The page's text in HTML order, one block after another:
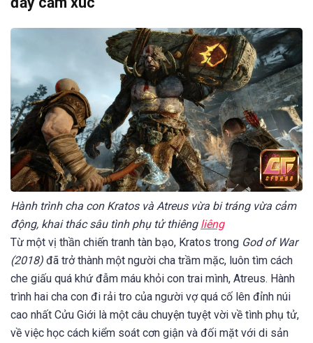
Hành trình cha con Kratos và Atreus vừa bi tráng vừa cảm
động, khai thác sâu tình phụ tử thiêng liêng
Từ một vị thần chiến tranh tàn bạo, Kratos trong God of War
(2018) đã trở thành một người cha trầm mặc, luôn tìm cách
che giấu quá khứ đẫm máu khỏi con trai mình, Atreus. Hành
trình hai cha con đi rải tro của người vợ quá cố lên đỉnh núi
cao nhất Cửu Giới là một câu chuyện tuyệt vời về tình phụ tử,
về việc học cách kiểm soát cơn giận và đối mặt với di sản